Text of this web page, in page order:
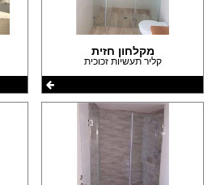
מקלחון חזית
קליר תעשיות זכוכית